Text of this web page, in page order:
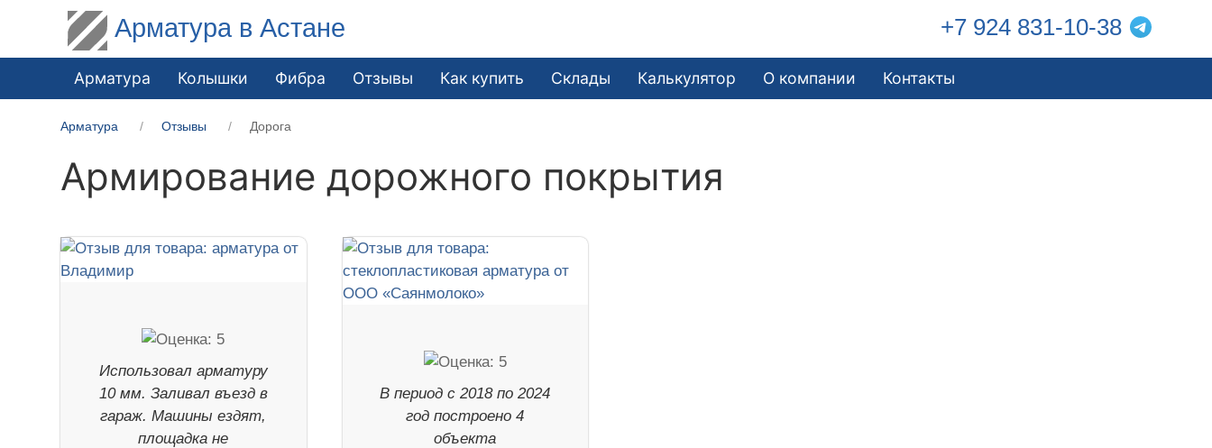
Арматура в Астане +7 924 831-10-38
Арматура Колышки Фибра Отзывы Как купить Склады Калькулятор О компании Контакты
Арматура Отзывы Дорога
Армирование дорожного покрытия
Использовал арматуру
10 мм. Заливал въезд в
гараж. Машины ездят,
площадка не
В период с 2018 по 2024
год построено 4
объекта